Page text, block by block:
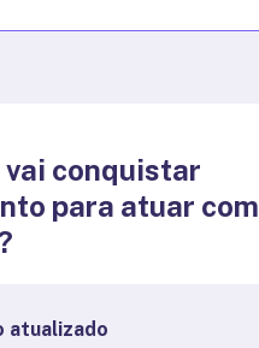
vai conquistar
para atuar com
atualizado